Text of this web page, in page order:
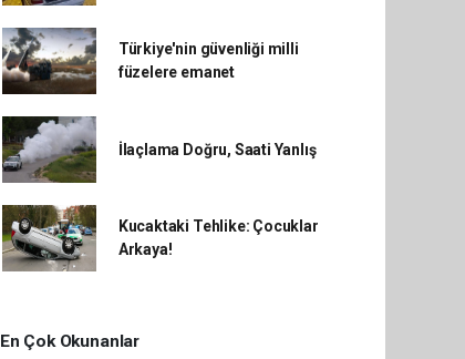
Türkiye'nin güvenliği milli
füzelere emanet
İlaçlama Doğru, Saati Yanlış
Kucaktaki Tehlike: Çocuklar
Arkaya!
En Çok Okunanlar